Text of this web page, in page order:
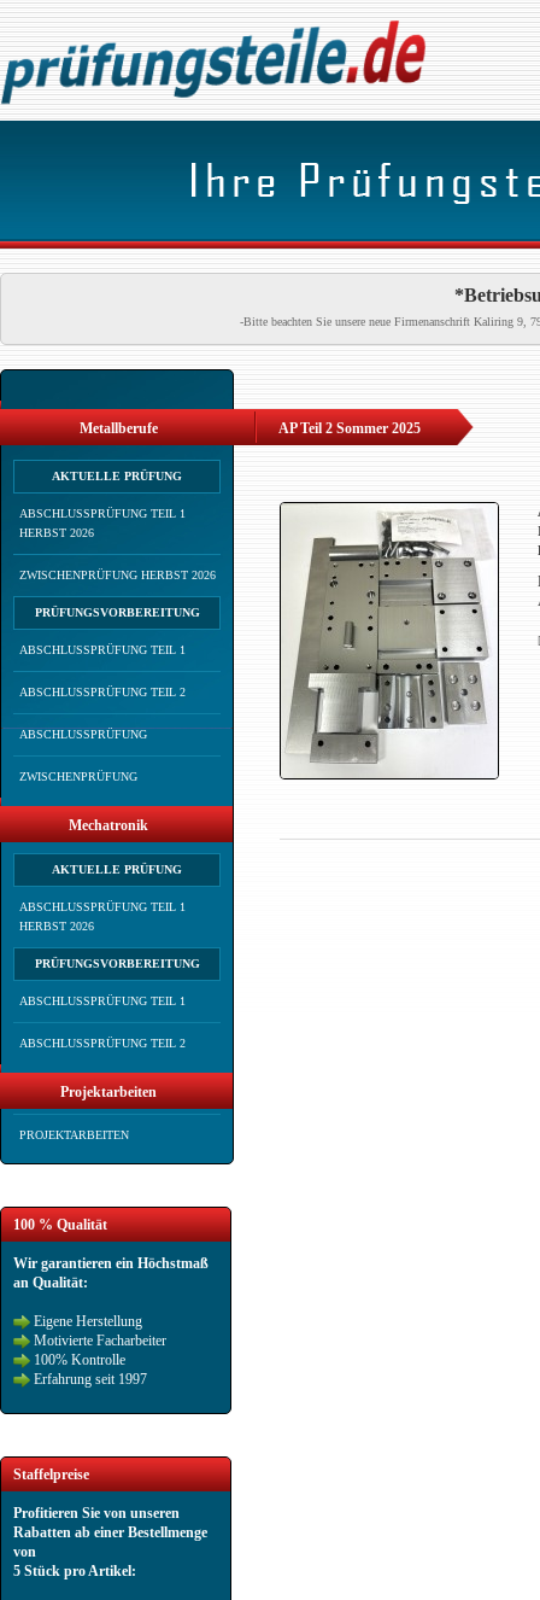
-Bitte beachten Sie unsere neue Firmenanschrift Kaliring 9,
Metallberufe
AKTUELLE PRÜFUNG
ABSCHLUSSPRÜFUNG TEIL 1
HERBST 2026
ZWISCHENPRÜFUNG HERBST 2026
PRÜFUNGSVORBEREITUNG
ABSCHLUSSPRÜFUNG TEIL 1
ABSCHLUSSPRÜFUNG TEIL 2
ABSCHLUSSPRÜFUNG
ZWISCHENPRÜFUNG
Mechatronik
AKTUELLE PRÜFUNG
ABSCHLUSSPRÜFUNG TEIL 1
HERBST 2026
PRÜFUNGSVORBEREITUNG
ABSCHLUSSPRÜFUNG TEIL 1
ABSCHLUSSPRÜFUNG TEIL 2
Projektarbeiten
PROJEKTARBEITEN
100 % Qualität
Wir garantieren ein Höchstmaß
an Qualität:
Eigene Herstellung
Motivierte Facharbeiter
100% Kontrolle
Erfahrung seit 1997
Staffelpreise
Profitieren Sie von unseren
Rabatten ab einer Bestellmenge
von
5 Stück pro Artikel:
AP Teil 2 Sommer 2025